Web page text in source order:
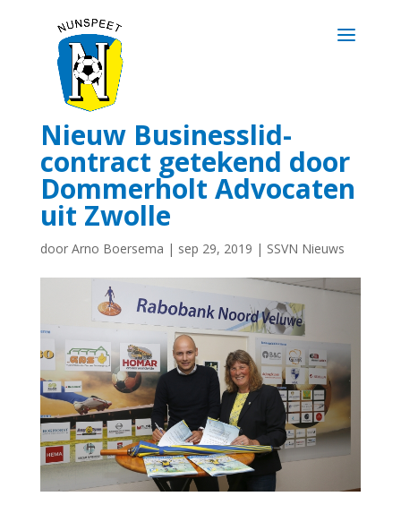
Nieuw Businesslid-
contract getekend door
Dommerholt Advocaten
uit Zwolle
door Arno Boersema | sep 29, 2019 | SSVN Nieuws